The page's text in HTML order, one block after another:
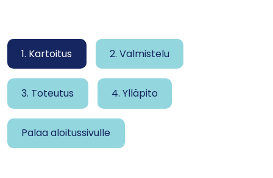
1. Kartoitus 2. Valmistelu
3. Toteutus 4. Ylläpito
Palaa aloitussivulle